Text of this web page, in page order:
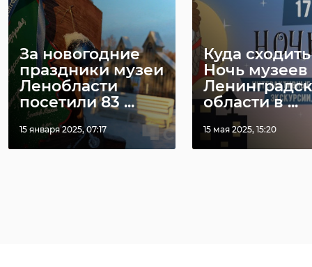
За новогодние
праздники музеи
Ленобласти
посетили 83 ...
15 января 2025, 07:17
Куда
Ночь музеев
области в ...
15 мая 2025, 15:20